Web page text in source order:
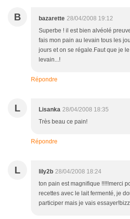
B bazarette 28/04/2008 19:12
Superbe ! il est bien alvéolé
fais mon pain au levain tous les
jours et on se régale.Faut que je
levain...!
Répondre
L Lisanka 28/04/2008 18:35
Très beau ce pain!
Répondre
L lily2b 28/04/2008 18:24
ton pain est magnifique !!!!!merci
recettes avec le lait fermenté, je
participer mais je vais